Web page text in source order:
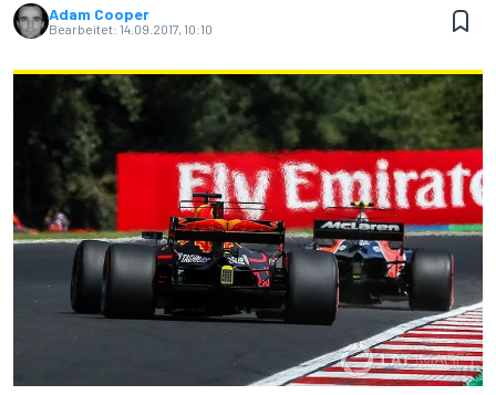
Adam Cooper
Bearbeitet: 14.09.2017, 10:10